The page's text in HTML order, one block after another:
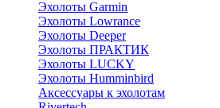
Эхолоты Garmin
Эхолоты Lowrance
Эхолоты Deeper
Эхолоты ПРАКТИК
Эхолоты LUCKY
Эхолоты Humminbird
Аксессуары к эхолотам